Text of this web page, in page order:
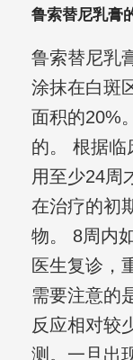
鲁索替尼乳膏
鲁索替尼乳
涂抹在白斑
面积的20%
的。 根据临
用至少24周
在治疗的初
物。 8周内
医生复诊，
需要注意的
反应相对较
测。一旦出